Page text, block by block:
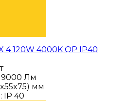
4 120W 4000K OP IP40
9000 Лм
мм
IP 40